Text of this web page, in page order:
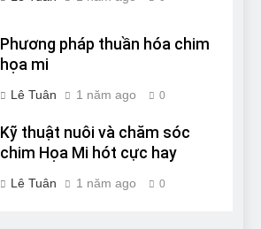
Phương pháp thuần hóa chim
họa mi
Lê Tuân 1 năm ago 0
Kỹ thuật nuôi và chăm sóc
chim Họa Mi hót cực hay
Lê Tuân 1 năm ago 0